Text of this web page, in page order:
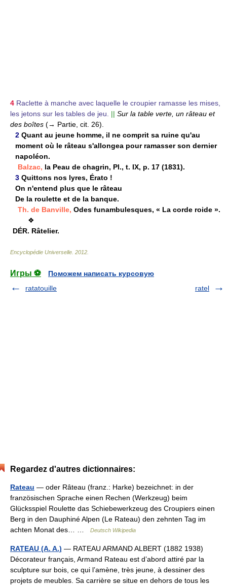
4 Raclette à manche avec laquelle le croupier ramasse les mises,
les jetons sur les tables de jeu.
|| Sur la table verte, un râteau et
des boîtes (→ Partie, cit. 26).
2 Quant au jeune homme, il ne comprit sa ruine qu'au
moment où le râteau s'allongea pour ramasser son dernier
napoléon.
Balzac, la Peau de chagrin, Pl., t. IX, p. 17 (1831).
3 Quittons nos lyres, Érato !
On n'entend plus que le râteau
De la roulette et de la banque.
Th. de Banville, Odes funambulesques, « La corde roide ».
❖
DÉR. Râtelier.
Encyclopédie Universelle 2012
Игры ⚽
Поможем написать курсовую
ratatouille
ratel
Regardez d'autres dictionnaires:
Rateau — oder Râteau (franz.: Harke) bezeichnet: in der
französischen Sprache einen Rechen (Werkzeug) beim
Glücksspiel Roulette das Schiebewerkzeug des Croupiers einen
Berg in den Dauphiné Alpen (Le Rateau) den zehnten Tag im
achten Monat des… …
Deutsch Wikipedia
RATEAU (A. A.) — RATEAU ARMAND ALBERT (1882 1938)
Décorateur français, Armand Rateau est d’abord attiré par la
sculpture sur bois, ce qui l’amène, très jeune, à dessiner des
projets de meubles. Sa carrière se situe en dehors de tous les